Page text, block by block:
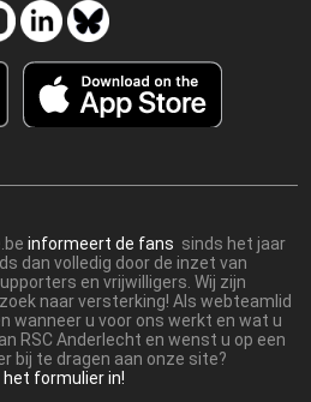
informeert de fans sinds het jaar
dan volledig door de inzet van
en vrijwilligers. Wij zijn
naar versterking! Als webteamlid
wanneer u voor ons werkt en wat u
RSC Anderlecht en wenst u op een
bij te dragen aan onze site?
het formulier in!